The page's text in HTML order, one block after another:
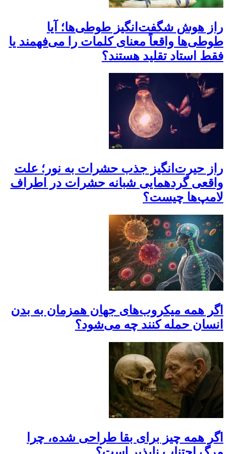
راز هوش شگفت‌انگیز طوطی‌ها؛ آیا
طوطی‌ها واقعاً معنای کلمات را می‌فهمند یا
فقط استاد تقلید هستند؟
راز حیرت‌انگیز جذب حشرات به نور؛ علت
واقعی گردهمایی شبانه حشرات در اطراف
لامپ‌ها چیست؟
اگر همه میکروب‌های جهان همزمان به بدن
انسان حمله کنند چه می‌شود؟
اگر همه چیز برای بقا طراحی شده، چرا